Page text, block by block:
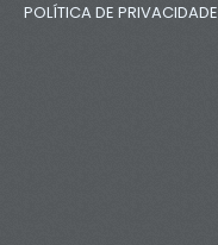
POLÍTICA DE PRIVACIDADE